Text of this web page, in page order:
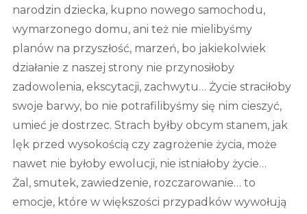
narodzin dziecka, kupno nowego samochodu,
wymarzonego domu, ani też nie mielibyśmy
planów na przyszłość, marzeń, bo jakiekolwiek
działanie z naszej strony nie przynosiłoby
zadowolenia, ekscytacji, zachwytu… Życie straciłoby
swoje barwy, bo nie potrafilibyśmy się nim cieszyć,
umieć je dostrzec. Strach byłby obcym stanem, jak
lęk przed wysokością czy zagrożenie życia, może
nawet nie byłoby ewolucji, nie istniałoby życie…
Żal, smutek, zawiedzenie, rozczarowanie… to
emocje, które w większości przypadków wywołują